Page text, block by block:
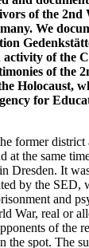
of the
We
activity of the
of the
Holocaust,
for
former
at the same
Dresden. It
by the SED,
and
War, real or
of the
the spot. The